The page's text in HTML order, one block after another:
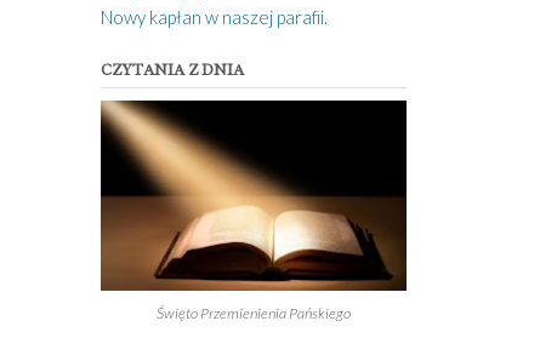
Nowy kapłan w naszej parafii.
CZYTANIA Z DNIA
Święto Przemienienia Pańskiego